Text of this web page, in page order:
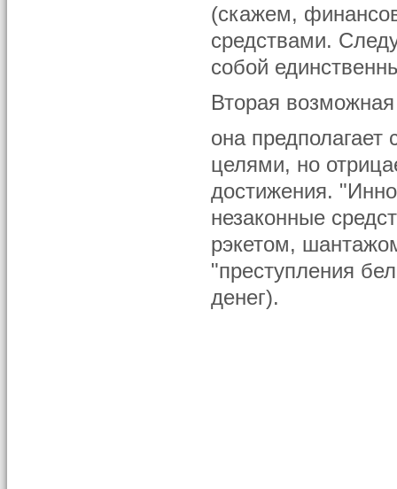
(скажем,
средствами.
собой
Вторая
она предполагает
целями, но
достижения.
незаконные
рэкетом,
"преступления
денег).